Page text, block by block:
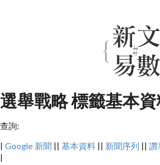
選舉戰略 標籤基本資
查詢:
| Google 新聞 || 基本資料 || 新聞序列 || 讚
|